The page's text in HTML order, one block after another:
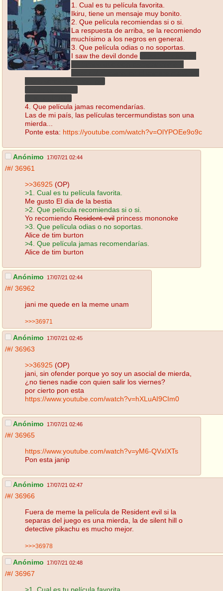
1. Cual es tu película favorita.
Ikiru, tiene un mensaje muy bonito.
2. Que película recomiendas si o si.
La respuesta de arriba, se la recomiendo
muchísimo a los negros en general.
3. Que película odias o no soportas.
I saw the devil donde
4. Que película jamas recomendarías.
Las de mi país, las películas tercermundistas son una
mierda...
Ponte esta: https://youtube.com/watch?v=OlYPOEe9o9c
Anónimo 17/07/21 02:44
/#/ 36961
>>36925 (OP)
>1. Cual es tu película favorita.
Me gusto El dia de la bestia
>2. Que película recomiendas si o si.
Yo recomiendo Resident evil princess mononoke
>3. Que película odias o no soportas.
Alice de tim burton
>4. Que película jamas recomendarías.
Alice de tim burton
Anónimo 17/07/21 02:44
/#/ 36962
jani me quede en la meme unam
>>>36971
Anónimo 17/07/21 02:45
/#/ 36963
>>36925 (OP)
jani, sin ofender porque yo soy un asocial de mierda,
¿no tienes nadie con quien salir los viernes?
por cierto pon esta
https://www.youtube.com/watch?v=hXLuAI9CIm0
Anónimo 17/07/21 02:46
/#/ 36965
https://www.youtube.com/watch?v=yM6-QVxIXTs
Pon esta janip
Anónimo 17/07/21 02:47
/#/ 36966
Fuera de meme la película de Resident evil si la
separas del juego es una mierda, la de silent hill o
detective pikachu es mucho mejor.
>>>36978
Anónimo 17/07/21 02:48
/#/ 36967